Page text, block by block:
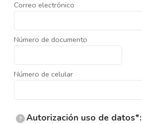
Correo electrónico
Número de documento
Número de celular
? Autorización uso de datos*: